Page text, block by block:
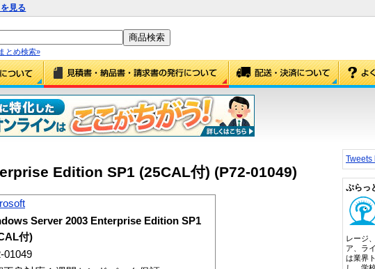
見る
とめ検索»
Edition SP1 (25CAL付) (P72-01049)
Server 2003 Enterprise Edition SP1
付)
01049
Tweets
ぷらっ
レージ
ア、ラ
は業界